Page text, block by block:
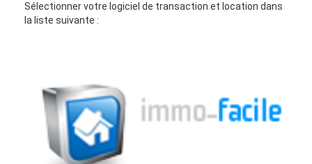
Sélectionner votre logiciel de transaction et location dans
la liste suivante :